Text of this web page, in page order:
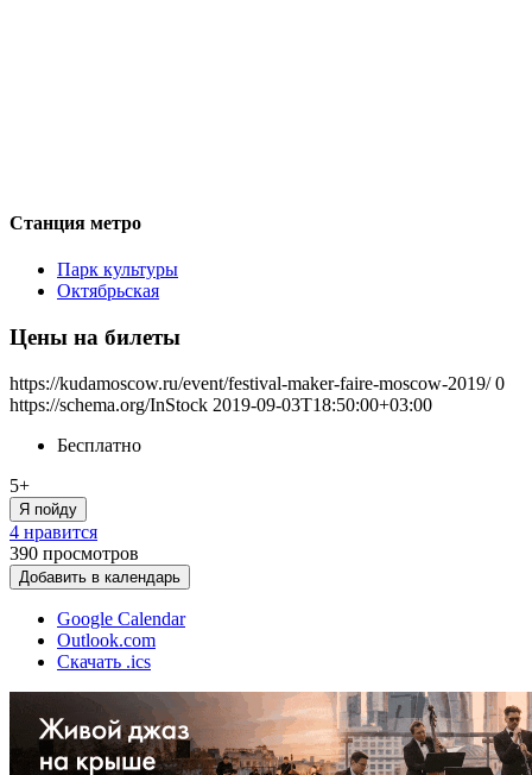
Станция метро
Парк культуры
Октябрьская
Цены на билеты
https://kudamoscow.ru/event/festival-maker-faire-moscow-2019/ 0
https://schema.org/InStock 2019-09-03T18:50:00+03:00
Бесплатно
5+
Я пойду
4 нравится
390 просмотров
Добавить в календарь
Google Calendar
Outlook.com
Скачать .ics